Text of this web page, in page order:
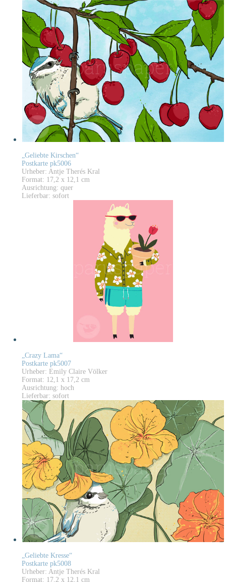
„Geliebte Kirschen“
Postkarte pk5006
Urheber: Antje Therés Kral
Format: 17,2 x 12,1 cm
Ausrichtung: quer
Lieferbar: sofort
„Crazy Lama“
Postkarte pk5007
Urheber: Emily Claire Völker
Format: 12,1 x 17,2 cm
Ausrichtung: hoch
Lieferbar: sofort
„Geliebte Kresse“
Postkarte pk5008
Urheber: Antje Therés Kral
Format: 17,2 x 12,1 cm